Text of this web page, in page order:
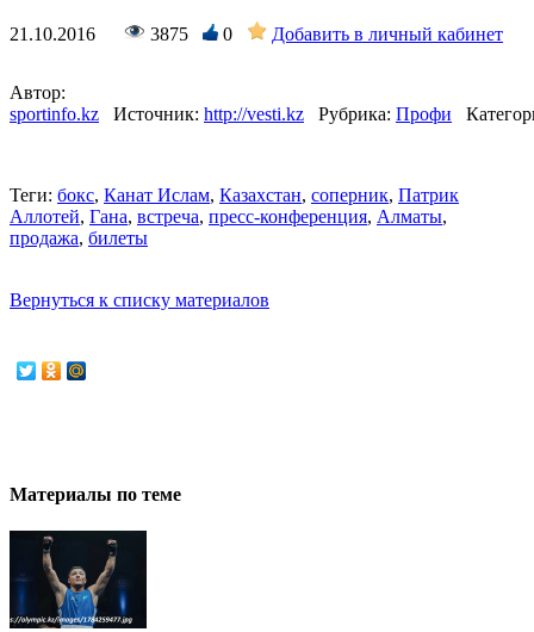
21.10.2016 3875 0 Добавить в личный кабинет
Автор:
sportinfo.kz
Источник: http://vesti.kz Рубрика: Профи
Теги: бокс, Канат Ислам, Казахстан, соперник, Патрик
Аллотей, Гана, встреча, пресс-конференция, Алматы,
продажа, билеты
Вернуться к списку материалов
Материалы по теме